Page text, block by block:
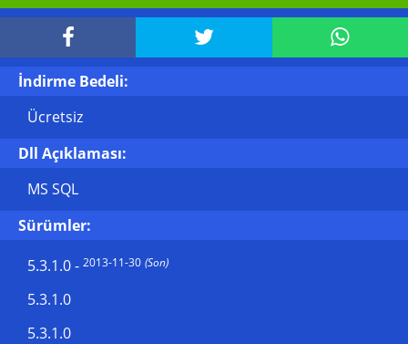
  
İndirme Bedeli:
Ücretsiz
Dll Açıklaması:
MS SQL
Sürümler:
5.3.1.0- 2013-11-30 (Son)
5.3.1.0
5.3.1.0